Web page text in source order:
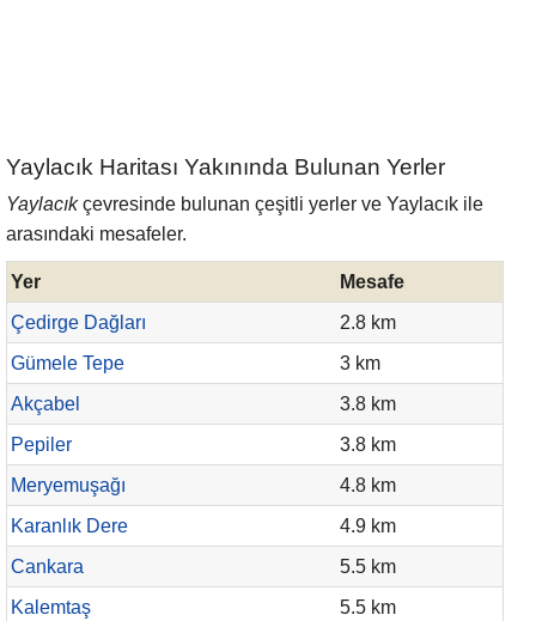
Yaylacık Haritası Yakınında Bulunan Yerler
Yaylacıkçevresinde bulunan çeşitli yerler ve Yaylacık ile
arasındaki mesafeler.
Yer
Mesafe
Çedirge Dağları
2.8 km
Gümele Tepe
3 km
Akçabel
3.8 km
Pepiler
3.8 km
Meryemuşağı
4.8 km
Karanlık Dere
4.9 km
Cankara
5.5 km
Kalemtaş
5.5 km